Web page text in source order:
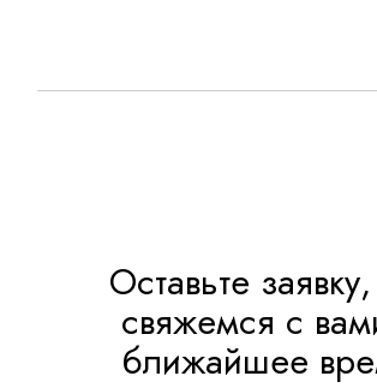
Оставьте
свяжемся с
ближайшее